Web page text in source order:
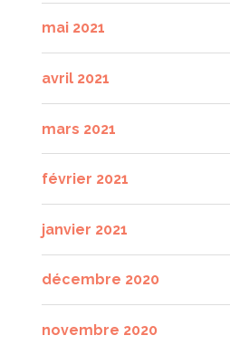
mai 2021
avril 2021
mars 2021
février 2021
janvier 2021
décembre 2020
novembre 2020